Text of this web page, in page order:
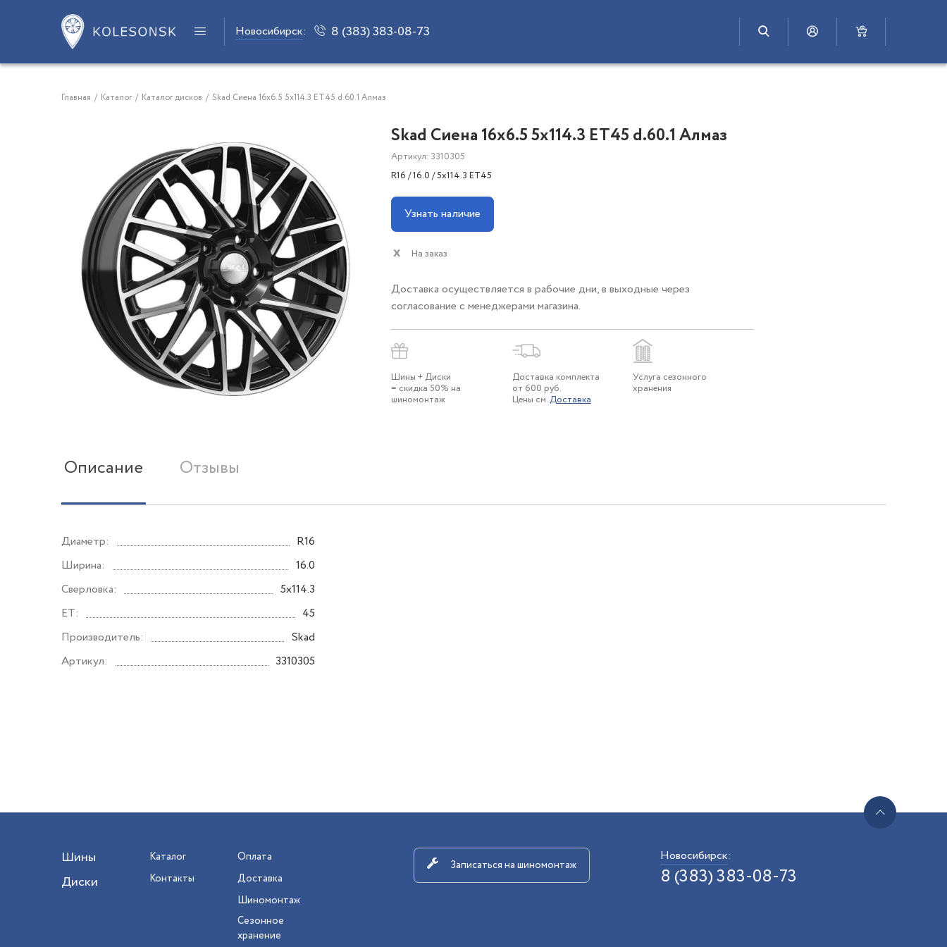
Новосибирск: 8 (383) 383-08-73
Главная / Каталог / Каталог дисков / Skad Сиена 16x6.5 5x114.3 ET45 d.60.1 Алмаз
Skad Сиена 16x6.5 5x114.3 ET45 d.60.1 Алмаз
Артикул: 3310305
R16 / 16.0 / 5x114.3 ET45
Узнать наличие
На заказ
Доставка осуществляется в рабочие дни, в выходные через
согласование с менеджерами магазина.
Шины + Диски
= скидка 50% на
шиномонтаж
Доставка комплекта
от 600 руб.
Цены см.Доставка
Услуга сезонного
хранения
Описание Отзывы
Диаметр:
R16
Ширина:
16.0
Сверловка:
5x114.3
ET:
45
Производитель:
Skad
Артикул:
3310305
Шины
Диски
Каталог
Контакты
Оплата
Доставка
Шиномонтаж
Сезонное
хранение
Записаться на шиномонтаж
Новосибирск:
8 (383) 383-08-73